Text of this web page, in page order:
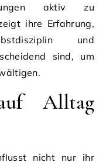
aktiv zu
ihre Erfahrung,
und
sind, um
Alltag
nicht nur ihr